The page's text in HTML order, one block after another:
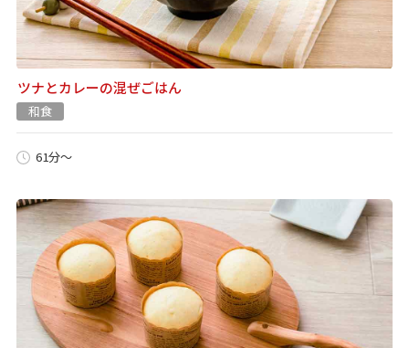
ツナとカレーの混ぜごはん
和食
61分～